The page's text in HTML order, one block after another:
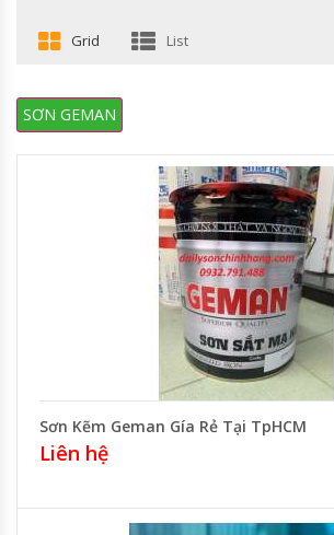
Grid List
SƠN GEMAN
Sơn Kẽm Geman Gía Rẻ Tại TpHCM
Liên hệ